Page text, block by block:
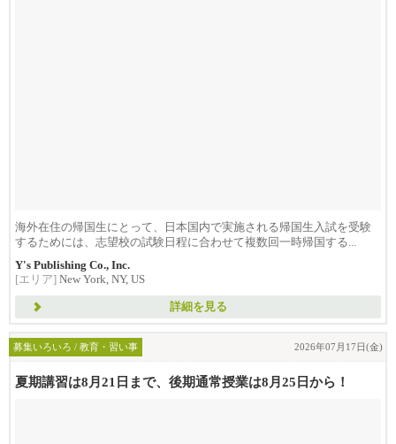
海外在住の帰国生にとって、日本国内で実施される帰国生入試を受験
するためには、志望校の試験日程に合わせて複数回一時帰国する...
Y's Publishing Co., Inc.
[エリア] New York, NY, US
詳細を見る
募集いろいろ / 教育・習い事 2026年07月17日(金)
夏期講習は8月21日まで、後期通常授業は8月25日から！